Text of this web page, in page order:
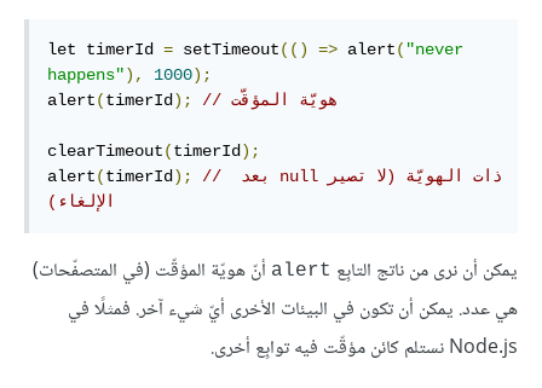
let timerId = setTimeout(() => alert( "never
happens"), 1000);
alert(timerId ); // هويّة المؤقّت
clearTimeout(timerId );
alert(timerId );
// ‫ذات الهويّة (لا تصير null بعد
الإلغاء)
يمكن أن نرى من ناتج التابِع ‎alert‎ أنّ هويّة المؤقّت (في المتصفّحات)
هي عدد. يمكن أن تكون في البيئات الأخرى أيّ شيء آخر. فمثلًا في
Node.js نستلم كائن مؤقّت فيه توابِع أخرى.